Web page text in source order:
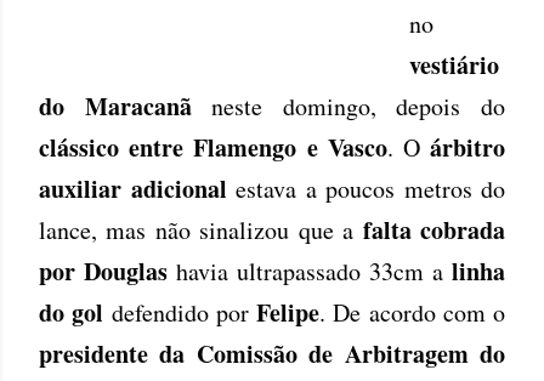
no
vestiário
do Maracanãneste domingo, depois do
clássico entre Flamengo e Vasco. Oárbitro
auxiliar adicional estava a poucos metros do
lance, mas não sinalizou que a falta cobrada
por Douglas havia ultrapassado 33cm a linha
do gol defendido porFelipe. De acordo com o
presidente da Comissão de Arbitragem do